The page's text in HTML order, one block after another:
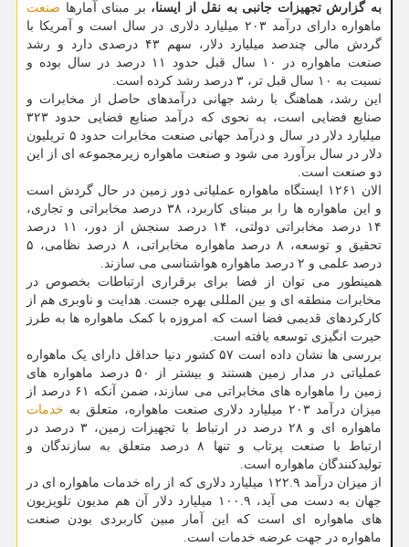
به گزارش تجهیزات جانبی به نقل از ایسنا، بر مبنای آمارها صنعت
ماهواره دارای درآمد ۲۰۳ میلیارد دلاری در سال است و آمریکا با
گردش مالی چندصد میلیارد دلار، سهم ۴۳ درصدی دارد و رشد
صنعت ماهواره در ۱۰ سال قبل حدود ۱۱ درصد در سال بوده و
نسبت به ۱۰ سال قبل تر، ۳ درصد رشد کرده است.
این رشد، هماهنگ با رشد جهانی درآمدهای حاصل از مخابرات و
صنایع فضایی است، به نحوی که درآمد صنایع فضایی حدود ۳۲۳
میلیارد دلار در سال و درآمد جهانی صنعت مخابرات حدود ۵ تریلیون
دلار در سال برآورد می شود و صنعت ماهواره زیرمجموعه ای از این
دو صنعت است.
الان ۱۲۶۱ ایستگاه ماهواره عملیاتی دور زمین در حال گردش است
و این ماهواره ها را بر مبنای کاربرد، ۳۸ درصد مخابراتی و تجاری،
۱۴ درصد مخابراتی دولتی، ۱۴ درصد سنجش از دور، ۱۱ درصد
تحقیق و توسعه، ۸ درصد ماهواره مخابراتی، ۸ درصد نظامی، ۵
درصد علمی و ۲ درصد ماهواره هواشناسی می سازند.
همینطور می توان از فضا برای برقراری ارتباطات بخصوص در
مخابرات منطقه ای و بین المللی بهره جست. هدایت و ناوبری هم از
کارکردهای قدیمی فضا است که امروزه با کمک ماهواره ها به طرز
حیرت انگیزی توسعه یافته است.
بررسی ها نشان داده است ۵۷ کشور دنیا حداقل دارای یک ماهواره
عملیاتی در مدار زمین هستند و بیشتر از ۵۰ درصد ماهواره های
زمین را ماهواره های مخابراتی می سازند، ضمن آنکه ۶۱ درصد از
میزان درآمد ۲۰۳ میلیارد دلاری صنعت ماهواره، متعلق به
خدمات
ماهواره ای و ۲۸ درصد در ارتباط با تجهیزات زمین، ۳ درصد در
ارتباط با صنعت پرتاب و تنها ۸ درصد متعلق به سازندگان و
تولیدکنندگان ماهواره است.
از میزان درآمد ۱۲۲.۹ میلیارد دلاری که از راه خدمات ماهواره ای در
جهان به دست می آید، ۱۰۰.۹ میلیارد دلار آن هم مدیون تلویزیون
های ماهواره ای است که این آمار مبین کاربردی بودن صنعت
ماهواره در جهت عرضه خدمات است.